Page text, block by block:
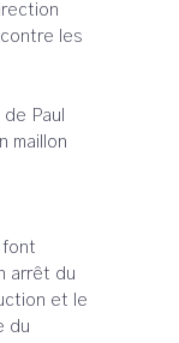
les
Paul
maillon
font
arrêt du
et le
du